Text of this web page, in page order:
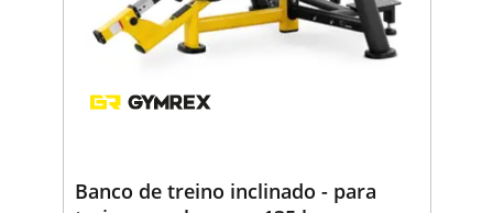
Banco de treino inclinado - para